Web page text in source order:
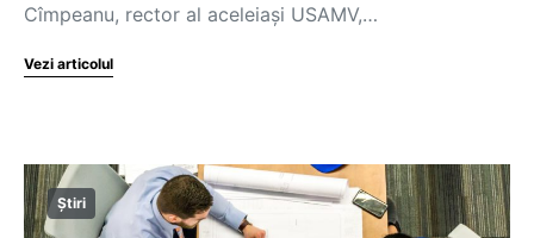
Cîmpeanu, rector al aceleiași USAMV,…
Vezi articolul
Știri